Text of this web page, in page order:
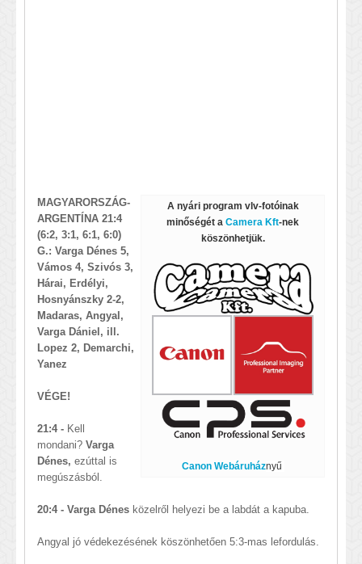
A nyári program vlv-fotóinak
minőségét a Camera Kft-nek
köszönhetjük.
Canon Webáruháznyű
MAGYARORSZÁG-
ARGENTÍNA 21:4
(6:2, 3:1, 6:1, 6:0)
G.: Varga Dénes 5,
Vámos 4, Szivós 3,
Hárai, Erdélyi,
Hosnyánszky 2-2,
Madaras, Angyal,
Varga Dániel, ill.
Lopez 2, Demarchi,
Yanez
​VÉGE!
21:4 - Kell
mondani? Varga
Dénes, ezúttal is
megúszásból.
20:4 - Varga Dénes közelről helyezi be a labdát a kapuba.
Angyal jó védekezésének köszönhetően 5:3-mas lefordulás.